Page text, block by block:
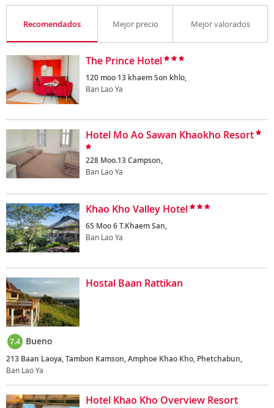
Recomendados Mejor precio Mejor valorados
The Prince Hotel
120 moo 13 khaem Son khlo,
Ban Lao Ya
Hotel Mo Ao Sawan Khaokho Resort
228 Moo.13 Campson,
Ban Lao Ya
Khao Kho Valley Hotel
65 Moo 6 T.Khaem San,
Ban Lao Ya
Hostal Baan Rattikan
7.4 Bueno
213 Baan Laoya, Tambon Kamson, Amphoe Khao Kho, Phetchabun,
Ban Lao Ya
Hotel Khao Kho Overview Resort